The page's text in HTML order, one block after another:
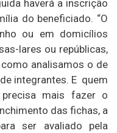
haverá a inscrição
do beneficiado. “O
ou em domicílios
lares ou repúblicas,
analisamos o de
integrantes. E quem
mais fazer o
das fichas, a
ser avaliado pela